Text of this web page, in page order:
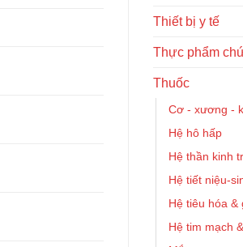
Thiết bị y tế
Thực phẩm
Thuốc
Cơ - xương -
Hệ hô hấp
Hệ thần kinh
Hệ tiết niệu-
Hệ tiêu hóa &
Hệ tim mạch